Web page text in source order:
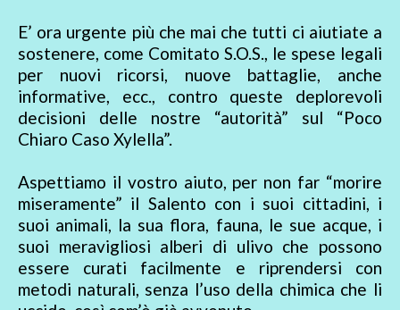
E’ ora urgente più che mai che tutti ci aiutiate a
sostenere, come Comitato S.O.S., le spese legali
per nuovi ricorsi, nuove battaglie, anche
informative, ecc., contro queste deplorevoli
decisioni delle nostre “autorità” sul “Poco
Chiaro Caso Xylella”.
Aspettiamo il vostro aiuto, per non far “morire
miseramente” il Salento con i suoi cittadini, i
suoi animali, la sua flora, fauna, le sue acque, i
suoi meravigliosi alberi di ulivo che possono
essere curati facilmente e riprendersi con
metodi naturali, senza l’uso della chimica che li